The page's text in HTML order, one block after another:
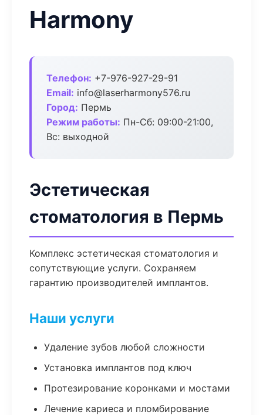
Harmony
Телефон: +7-976-927-29-91
Email: info@laserharmony576.ru
Город: Пермь
Режим работы: Пн-Сб: 09:00-21:00,
Вс: выходной
Эстетическая
стоматология в Пермь
Комплекс эстетическая стоматология и
сопутствующие услуги. Сохраняем
гарантию производителей имплантов.
Наши услуги
Удаление зубов любой сложности
Установка имплантов под ключ
Протезирование коронками и мостами
Лечение кариеса и пломбирование